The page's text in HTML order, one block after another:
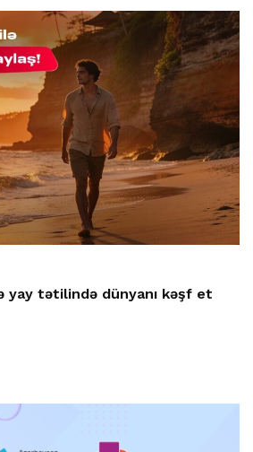
yay tətilində dünyanı kəşf et